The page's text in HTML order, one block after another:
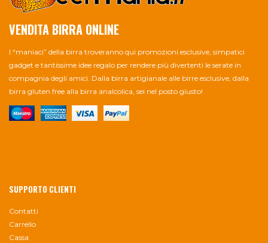
VENDITA BIRRA ONLINE
I “maniaci” della birra troveranno qui promozioni esclusive, simpatici
gadget e tantissime idee regalo per rendere più divertenti le serate in
compagnia degli amici. Dalla birra artigianale alle birre esclusive, dalla
birra gluten free alla birra analcolica, sei nel posto giusto!
SUPPORTO CLIENTI
Contatti
Carrello
Cassa